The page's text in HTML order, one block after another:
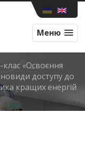
Меню
«Освоєння
доступу до
кращих енергій